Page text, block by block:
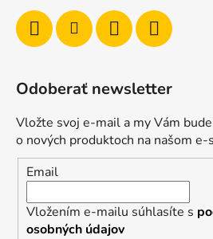
Odoberať newsletter
Vložte svoj e-mail a my Vám
o nových produktoch na našom e-
Email
Vložením e-mailu súhlasíte s
osobných údajov